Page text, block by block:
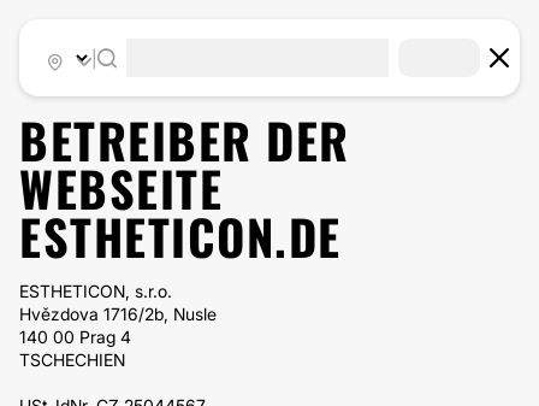
BETREIBER DER
WEBSEITE
ESTHETICON.DE
ESTHETICON, s.r.o.
Hvězdova 1716/2b, Nusle
140 00 Prag 4
TSCHECHIEN